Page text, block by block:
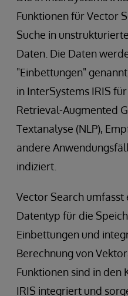
Funktionen für Vector
Suche in
Daten. Die Daten
"Einbettungen"
in InterSystems IRIS
Retrieval-Augmented
Textanalyse (NLP),
andere
indiziert.
Vector Search umfasst
Datentyp für die
Einbettungen und
Berechnung von
Funktionen sind in den
IRIS integriert und